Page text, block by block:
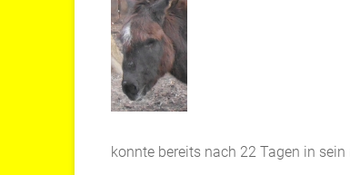
konnte bereits nach 22 Tagen in sein